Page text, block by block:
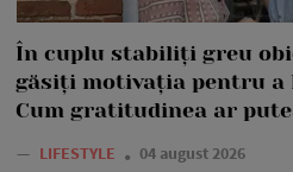
În cuplu stabiliți greu
găsiți motivația pentru a
Cum gratitudinea ar
— LIFESTYLE 04 august 2026